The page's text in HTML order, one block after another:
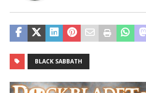
BLACK SABBATH